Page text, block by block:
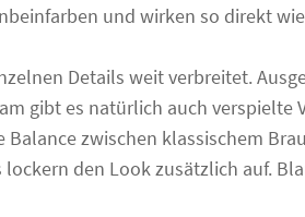
und wirken so direkt
Details weit verbreitet.
gibt es natürlich auch verspielte
zwischen klassischem
den Look zusätzlich auf.